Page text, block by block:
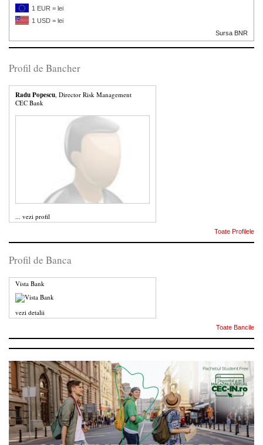
1 EUR = lei
1 USD = lei
Sursa BNR
Profil de Bancher
Radu Popescu , Director Risk Management
CEC Bank
... vezi profil
Toate Profilele
Profil de Banca
Vista Bank
vezi detalii
Toate Bancile